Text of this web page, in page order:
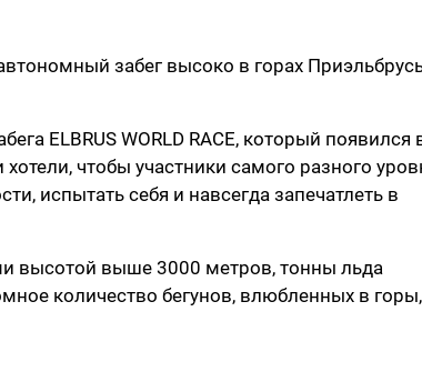
забег высоко в горах
ELBRUS WORLD RACE, который появился
чтобы участники самого разного
испытать себя и навсегда запечатлеть в
высотой выше 3000 метров, тонны льда
количество бегунов, влюбленных в горы,